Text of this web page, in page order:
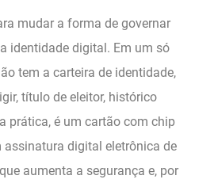
mudar a forma de governar
identidade digital. Em um só
tem a carteira de identidade,
título de eleitor, histórico
prática, é um cartão com chip
digital eletrônica de
aumenta a segurança e, por